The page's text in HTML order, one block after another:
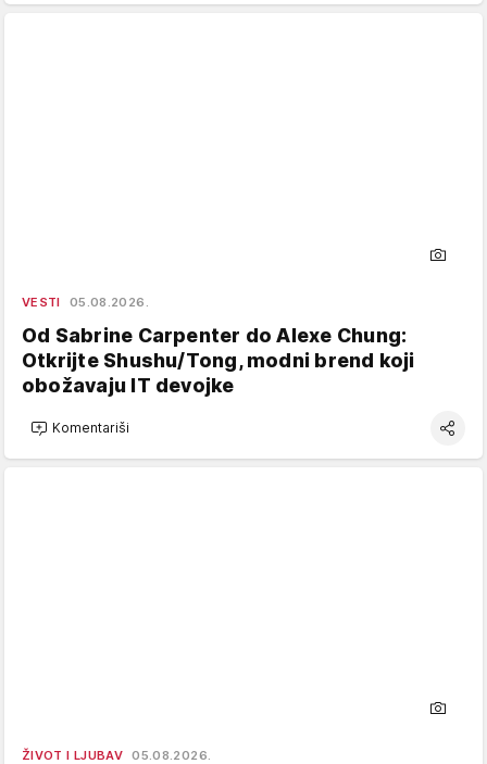
VESTI 05.08.2026.
Od Sabrine Carpenter do Alexe Chung:
Otkrijte Shushu/Tong, modni brend koji
obožavaju IT devojke
Komentariši
ŽIVOT I LJUBAV 05.08.2026.